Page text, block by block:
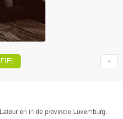
en in de provincie Luxemburg.